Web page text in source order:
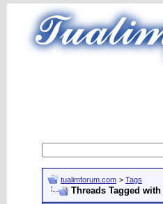
tualimforum.com > Tags
Threads Tagged with